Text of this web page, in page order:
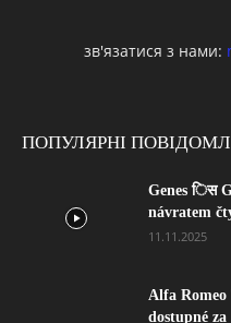
зв'язатися з нами:
ПОПУЛЯРНІ
Genes िस
návratem
11.11.2025
Alfa
dostupné